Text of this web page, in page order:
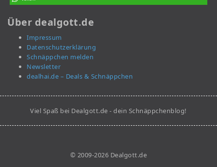
Über dealgott.de
Impressum
Datenschutzerklärung
Schnäppchen melden
Newsletter
dealhai.de – Deals & Schnäppchen
Viel Spaß bei Dealgott.de - dein Schnäppchenblog!
© 2009-2026 Dealgott.de